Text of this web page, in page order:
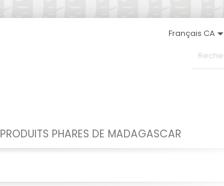
Français CA
PRODUITS PHARES DE MADAGASCAR